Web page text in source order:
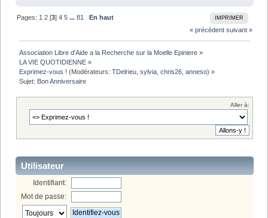
IMPRIMER
Pages: 1 2 [3]4 5 ...81
En haut
« précédent suivant »
Association Libre d'Aide a la Recherche sur la Moelle Epiniere »
LA VIE QUOTIDIENNE »
Exprimez-vous ! (Modérateurs:TDelrieu ,sylvia ,chris26 ,anneso) »
Sujet: Bon Anniversaire
Aller à:
Utilisateur
Identifiant:
Mot de passe: